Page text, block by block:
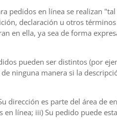
pedidos en línea se realizan
declaración u otros
en ella, ya sea de forma
pueden ser distintos (por
ninguna manera si la
dirección es parte del área de
línea; iii) Su pedido puede